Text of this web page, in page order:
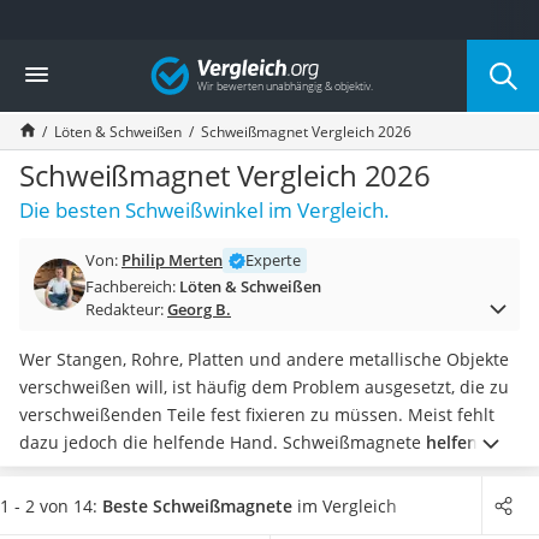
Die beliebtesten Vergleiche nach Kategorie
Baumarkt
Tresor feuerfest
Makita-Akku-Rasenmäher
Kappsäge
Smartes Türschloss
Akku-Rasentrimmer
Split-Klimaanlage 2 Innengeräte
Pelletofen
Tiefbrunnenpumpe
Fliesenschneider
Hochdruckreiniger
Doppelschleifer
Überwachungskamera
Benzinrasenmäher mit Elektrostart
Vergleich
Löten & Schweißen Schweißmagnet Vergleich 2026
Schweißmagnet Vergleich 2026
Die besten Schweißwinkel im Vergleich.
Von: Philip Merten
Experte
Fachbereich: Löten & Schweißen
Redakteur:Georg B.
Wer Stangen, Rohre, Platten und andere metallische Objekte
verschweißen will, ist häufig dem Problem ausgesetzt, die zu
verschweißenden Teile fest fixieren zu müssen. Meist fehlt
dazu jedoch die helfende Hand. Schweißmagnete helfen
beim Stabilisieren, Ausrichten und Halten der
Schweißobjekte . Diverse Online-Tests haben gezeigt,
1 - 2 von 14: Beste Schweißmagnete im Vergleich